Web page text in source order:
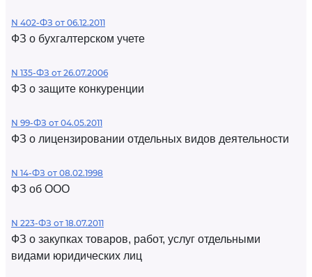
N 402-ФЗ от 06.12.2011
ФЗ о бухгалтерском учете
N 135-ФЗ от 26.07.2006
ФЗ о защите конкуренции
N 99-ФЗ от 04.05.2011
ФЗ о лицензировании отдельных видов деятельности
N 14-ФЗ от 08.02.1998
ФЗ об ООО
N 223-ФЗ от 18.07.2011
ФЗ о закупках товаров, работ, услуг отдельными
видами юридических лиц